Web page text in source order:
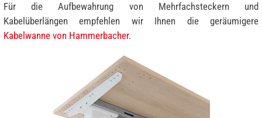
Für die Aufbewahrung von Mehrfachsteckern und
Kabelüberlängen empfehlen wir Ihnen die geräumigere
Kabelwanne von Hammerbacher.